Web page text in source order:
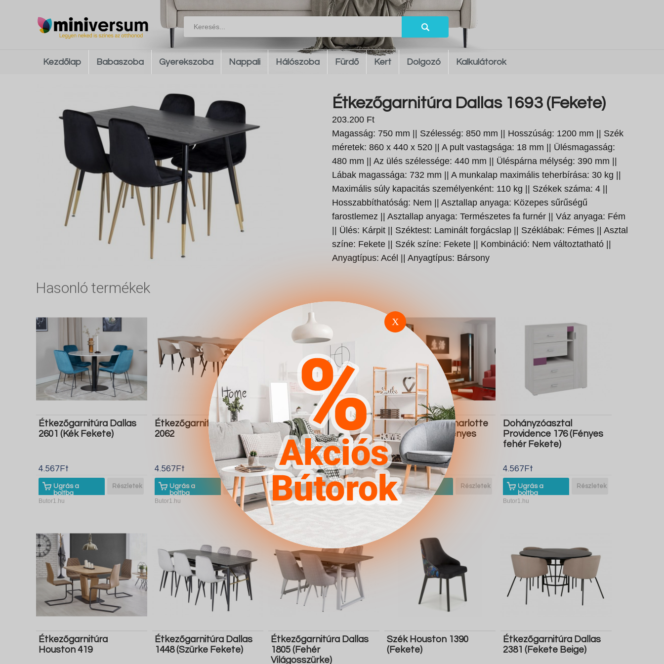
Kezdőlap Babaszoba Gyerekszoba Nappali Hálószoba Fürdő Kert Dolgozó Kalkulátorok
Étkezőgarnitúra Dallas 1693 (Fekete)
203.200 Ft
Magasság: 750 mm || Szélesség: 850 mm || Hosszúság: 1200 mm || Szék
méretek: 860 x 440 x 520 || A pult vastagsága: 18 mm || Ülésmagasság:
480 mm || Az ülés szélessége: 440 mm || Üléspárna mélység: 390 mm ||
Lábak magassága: 732 mm || A munkalap maximális teherbírása: 30 kg ||
Maximális súly kapacitás személyenként: 110 kg || Székek száma: 4 ||
Hosszabbíthatóság: Nem || Asztallap anyaga: Közepes sűrűségű
farostlemez || Asztallap anyaga: Természetes fa furnér || Váz anyaga: Fém
|| Ülés: Kárpit || Széktest: Laminált forgácslap || Széklábak: Fémes || Asztal
színe: Fekete || Szék színe: Fekete || Kombináció: Nem változtatható ||
Anyagtípus: Acél || Anyagtípus: Bársony
Hasonló termékek
Étkezőgarnitúra Dallas
2601 (Kék Fekete)
4.567Ft
Ugrás a
boltba
Részletek
Butor1.hu
Étkezőgarnitúra Dallas
2062
4.567Ft
Ugrás a
boltba
Részletek
Butor1.hu
Étkezőgarnitúra Dallas
2749 (Krém Fekete)
4.567Ft
Ugrás a
boltba
Részletek
Butor1.hu
Nappali szett Charlotte
A111 (Fekete Fényes
fekete)
4.567Ft
Ugrás a
boltba
Részletek
Butor1.hu
Dohányzóasztal
Providence 176 (Fényes
fehér Fekete)
4.567Ft
Ugrás a
boltba
Részletek
Butor1.hu
Étkezőgarnitúra
Houston 419
Étkezőgarnitúra Dallas
1448 (Szürke Fekete)
Étkezőgarnitúra Dallas
1805 (Fehér
Világosszürke)
Szék Houston 1390
(Fekete)
Étkezőgarnitúra Dallas
2381 (Fekete Beige)
X